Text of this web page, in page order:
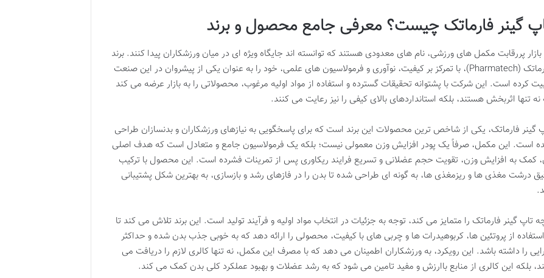
گینر فارماتک چیست؟ معرفی جامع محصول و برند
بازار پررقابت مکمل های ورزشی، نام های معدودی هستند که توانسته اند جایگاه ویژه ای در میان ورزشکاران پیدا کنند. برند
فارماتک (Pharmatech)، با تمرکز بر کیفیت، نوآوری و فرمولاسیون های علمی، خود را به عنوان یکی از پیشروان در این صنعت
کرده است. این شرکت با پشتوانه تحقیقات گسترده و استفاده از مواد اولیه مرغوب، محصولاتی را به بازار عرضه می کند
نه تنها اثربخش هستند، بلکه استانداردهای بالای کیفی را نیز رعایت می کنند.
گینر فارماتک، یکی از شاخص ترین محصولات این برند است که برای پاسخگویی به نیازهای ورزشکاران و بدنسازان طراحی
است. این مکمل، صرفاً یک پودر افزایش وزن معمولی نیست؛ بلکه یک فرمولاسیون جامع و متعادل است که هدف اصلی
کمک به افزایش وزن، تقویت حجم عضلانی و تسریع فرایند ریکاوری پس از تمرینات فشرده است. این محصول با ترکیب
درشت مغذی ها و ریزمغذی ها، به گونه ای طراحی شده تا بدن را در فازهای رشد و بازسازی، به بهترین شکل پشتیبانی
تاپ گینر فارماتک را متمایز می کند، توجه به جزئیات در انتخاب مواد اولیه و فرآیند تولید است. این برند تلاش می کند تا
استفاده از پروتئین ها، کربوهیدرات ها و چربی های با کیفیت، محصولی را ارائه دهد که به خوبی جذب بدن شده و حداکثر
را داشته باشد. این رویکرد، به ورزشکاران اطمینان می دهد که با مصرف این مکمل، نه تنها کالری لازم را دریافت می
بلکه این کالری از منابع باارزش و مفید تامین می شود که به رشد عضلات و بهبود عملکرد کلی بدن کمک می کند.